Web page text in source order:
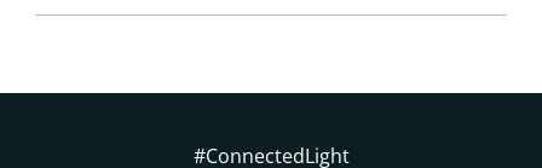
#ConnectedLight